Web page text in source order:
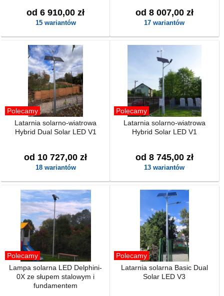
od 6 910,00 zł
15 wariantów
od 8 007,00 zł
17 wariantów
Polecamy
Latarnia solarno-wiatrowa
Hybrid Dual Solar LED V1
od 10 727,00 zł
18 wariantów
Polecamy
Latarnia solarno-wiatrowa
Hybrid Solar LED V1
od 8 745,00 zł
13 wariantów
Polecamy
Lampa solarna LED Delphini-
0X ze słupem stalowym i
fundamentem
Polecamy
Latarnia solarna Basic Dual
Solar LED V3